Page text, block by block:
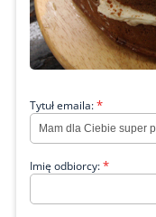
Tytuł emaila:*
Imię odbiorcy:*